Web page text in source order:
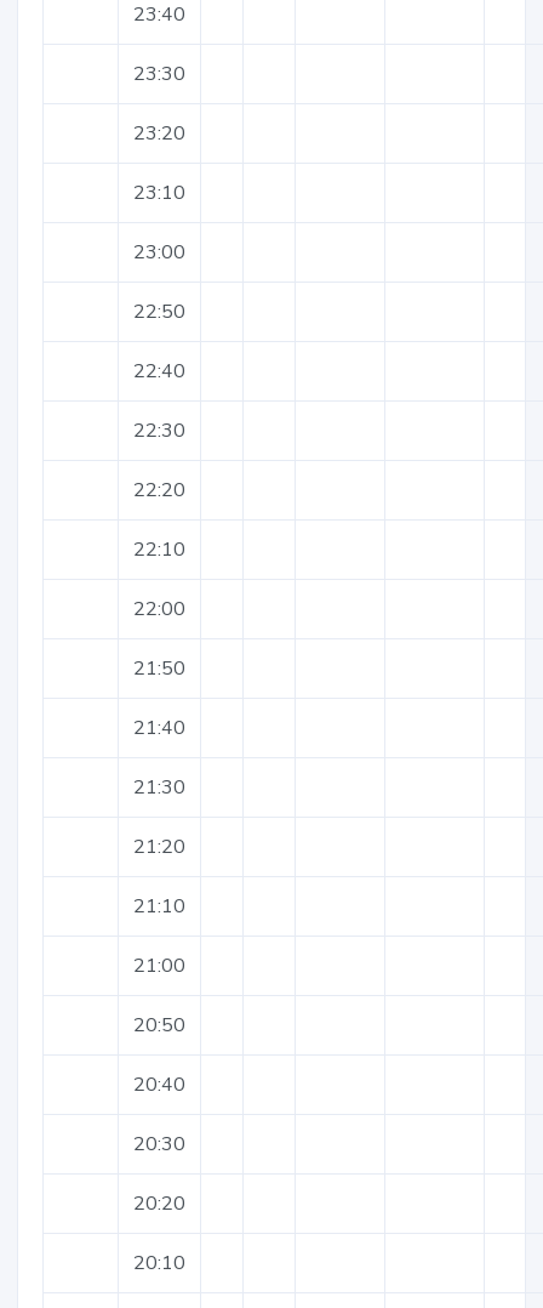
23:40
23:30
23:20
23:10
23:00
22:50
22:40
22:30
22:20
22:10
22:00
21:50
21:40
21:30
21:20
21:10
21:00
20:50
20:40
20:30
20:20
20:10